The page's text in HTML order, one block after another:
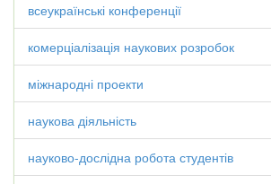
всеукраїнські конференції
комерціалізація наукових розробок
міжнародні проекти
наукова діяльність
науково-дослідна робота студентів